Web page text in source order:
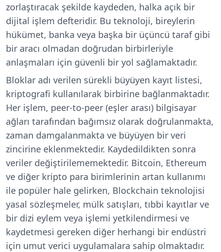
zorlaştıracak şekilde kaydeden, halka açık bir
dijital işlem defteridir. Bu teknoloji, bireylerin
hükümet, banka veya başka bir üçüncü taraf gibi
bir aracı olmadan doğrudan birbirleriyle
anlaşmaları için güvenli bir yol sağlamaktadır.
Bloklar adı verilen sürekli büyüyen kayıt listesi,
kriptografi kullanılarak birbirine bağlanmaktadır.
Her işlem, peer-to-peer (eşler arası) bilgisayar
ağları tarafından bağımsız olarak doğrulanmakta,
zaman damgalanmakta ve büyüyen bir veri
zincirine eklenmektedir. Kaydedildikten sonra
veriler değiştirilememektedir. Bitcoin, Ethereum
ve diğer kripto para birimlerinin artan kullanımı
ile popüler hale gelirken, Blockchain teknolojisi
yasal sözleşmeler, mülk satışları, tıbbi kayıtlar ve
bir dizi eylem veya işlemi yetkilendirmesi ve
kaydetmesi gereken diğer herhangi bir endüstri
için umut verici uygulamalara sahip olmaktadır.